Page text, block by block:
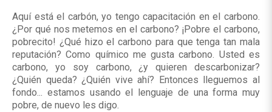
Aquí está el carbón, yo tengo capacitación en el carbono.
¿Por qué nos metemos en el carbono? ¡Pobre el carbono,
pobrecito! ¿Qué hizo el carbono para que tenga tan mala
reputación? Como químico me gusta carbono. Usted es
carbono, yo soy carbono, ¿y quieren descarbonizar?
¿Quién queda? ¿Quién vive ahí? Entonces lleguemos al
fondo... estamos usando el lenguaje de una forma muy
pobre, de nuevo les digo.